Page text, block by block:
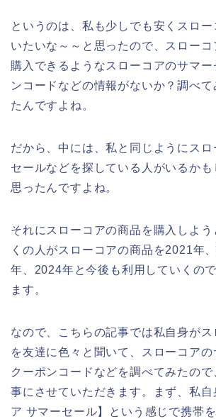
というのは、私も少しでも安くスロー
いたいな～～と思ったので、スローコ
購入できるようなスローコアのサマー
ンコードなどの情報がないか？調べて
たんですよね。
だから、中には、私と同じようにスロ
セールなどを探している人がいるかも
思ったんですよね。
それにスローコアの商品を購入しよう
くの人がスローコアの商品を2021年
年、2024年と今後も利用していくの
ます。
なので、こちらの記事では私自身がス
を友達に色々と聞いて、スローコア
クーポンコードなどを調べてみたの
事にさせていただきます。まず、私自
ア サマーセール】という感じで携帯